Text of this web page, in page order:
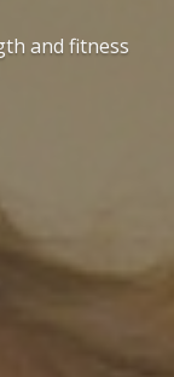
and fitness